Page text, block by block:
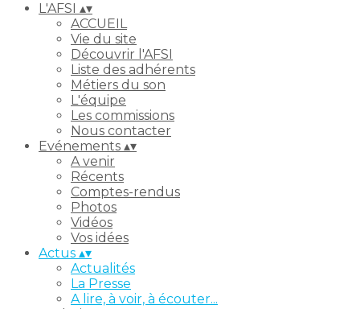
L'AFSI ▴▾
ACCUEIL
Vie du site
Découvrir l'AFSI
Liste des adhérents
Métiers du son
L'équipe
Les commissions
Nous contacter
Evénements ▴▾
A venir
Récents
Comptes-rendus
Photos
Vidéos
Vos idées
Actus ▴▾
Actualités
La Presse
A lire, à voir, à écouter...